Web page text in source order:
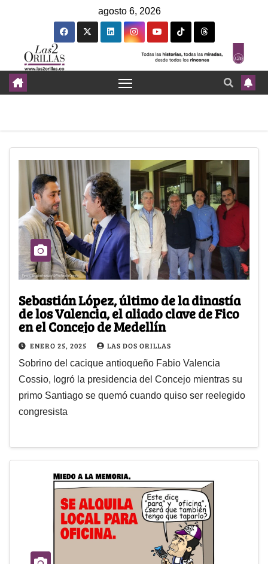
agosto 6, 2026
Sebastián López, último de la dinastía
de los Valencia, el aliado clave de Fico
en el Concejo de Medellín
ENERO 25, 2025 LAS DOS ORILLAS
Sobrino del cacique antioqueño Fabio Valencia
Cossio, logró la presidencia del Concejo mientras su
primo Santiago se quemó cuando quiso ser reelegido
congresista